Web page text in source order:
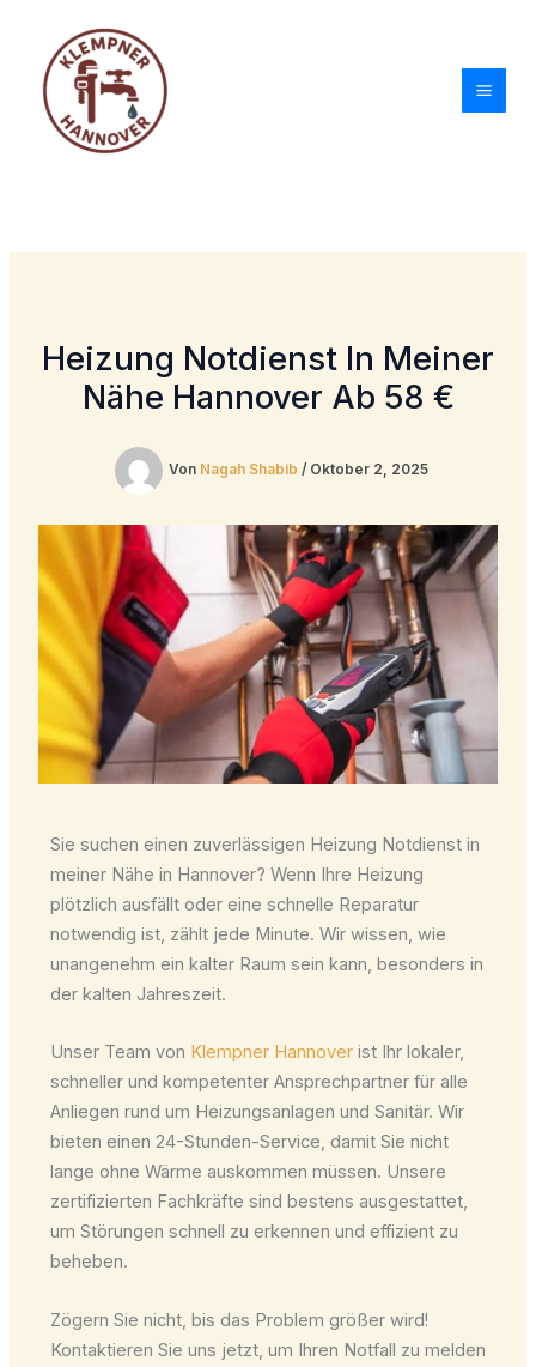
springen
Heizung Notdienst In Meiner
Nähe Hannover Ab 58 €
Von Nagah Shabib / Oktober 2, 2025
Sie suchen einen zuverlässigen Heizung Notdienst in
meiner Nähe in Hannover? Wenn Ihre Heizung
plötzlich ausfällt oder eine schnelle Reparatur
notwendig ist, zählt jede Minute. Wir wissen, wie
unangenehm ein kalter Raum sein kann, besonders in
der kalten Jahreszeit.
Unser Team von Klempner Hannoverist Ihr lokaler,
schneller und kompetenter Ansprechpartner für alle
Anliegen rund um Heizungsanlagen und Sanitär. Wir
bieten einen 24-Stunden-Service, damit Sie nicht
lange ohne Wärme auskommen müssen. Unsere
zertifizierten Fachkräfte sind bestens ausgestattet,
um Störungen schnell zu erkennen und effizient zu
beheben.
Zögern Sie nicht, bis das Problem größer wird!
Kontaktieren Sie uns jetzt, um Ihren Notfall zu melden